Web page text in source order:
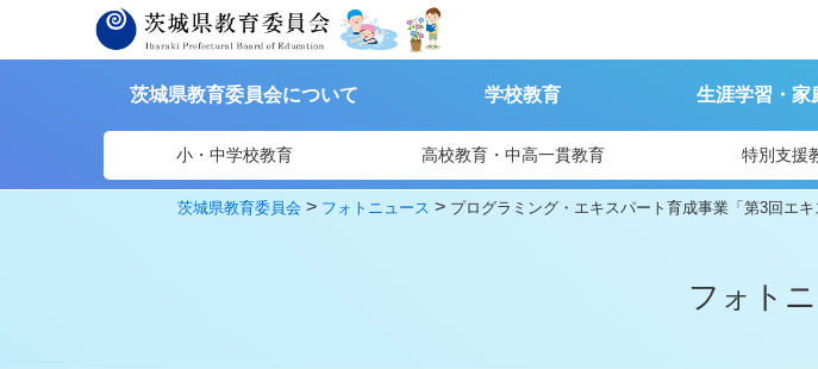
茨城県教育委員会について 学校教育 生涯学習・家
小・中学校教育 高校教育・中高一貫教育 特別支援
茨城県教育委員会 > フォトニュース > プログラミング・エキスパート育成事業「第3回エ
フォト